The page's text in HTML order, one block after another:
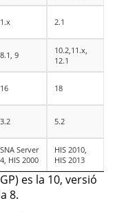
1.x 2.1
8.1, 9
10.2,11.x,
12.1
16 18
3.2 5.2
SNA Server
4, HIS 2000
HIS 2010,
HIS 2013
es la 10, versió
8.